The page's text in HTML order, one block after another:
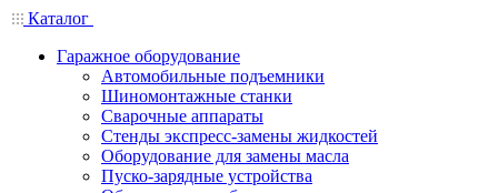
Каталог
Гаражное оборудование
Автомобильные подъемники
Шиномонтажные станки
Сварочные аппараты
Стенды экспресс-замены жидкостей
Оборудование для замены масла
Пуско-зарядные устройства